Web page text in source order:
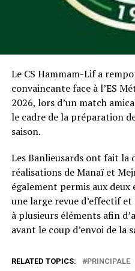
Le CS Hammam-Lif a
convaincante face à l’ES
2026, lors d’un match
le cadre de la préparation
saison.
Les Banlieusards ont fait la
réalisations de Manaï et
également permis aux
une large revue d’effectif
à plusieurs éléments afin
avant le coup d’envoi de la
RELATED TOPICS: PRINCIPALE